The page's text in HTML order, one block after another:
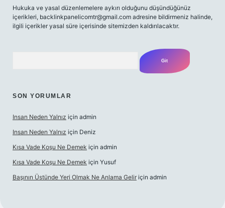
Hukuka ve yasal düzenlemelere aykırı olduğunu düşündüğünüz
içerikleri, backlinkpanelicomtr@gmail.com adresine bildirmeniz halinde,
ilgili içerikler yasal süre içerisinde sitemizden kaldırılacaktır.
SON YORUMLAR
Insan Neden Yalnız için admin
Insan Neden Yalnız için Deniz
Kısa Vade Koşu Ne Demek için admin
Kısa Vade Koşu Ne Demek için Yusuf
Başının Üstünde Yeri Olmak Ne Anlama Gelir için admin